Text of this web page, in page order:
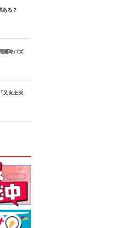
ある？
開珎パズ
又火土火